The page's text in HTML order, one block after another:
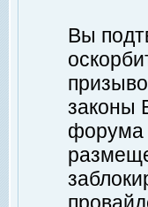
Вы
законы
форума